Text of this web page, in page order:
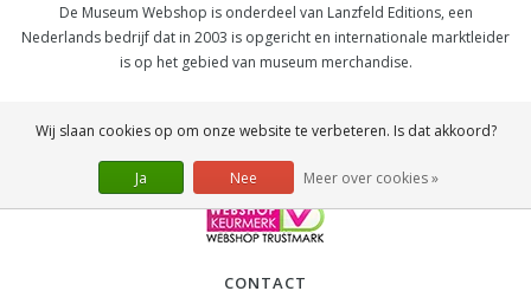
De Museum Webshop is onderdeel van Lanzfeld Editions, een
Nederlands bedrijf dat in 2003 is opgericht en internationale marktleider
is op het gebied van museum merchandise.
CONTACT
Wij slaan cookies op om onze website te verbeteren. Is dat akkoord?
Ja Nee Meer over cookies »